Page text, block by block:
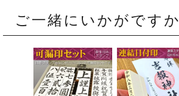
ご一緒にいかがですか